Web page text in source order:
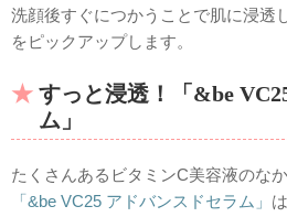
洗顔後すぐにつかうことで肌に浸透
をピックアップします。
すっと浸透！「&be
ム」
たくさんあるビタミンC美容液のな
「&be VC25 アドバンスドセラム」